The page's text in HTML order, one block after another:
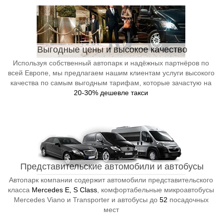
Выгодные цены и высокое качество
Используя собственный автопарк и надёжных партнёров по
всей Европе, мы предлагаем нашим клиентам услуги высокого
качества по самым выгодным тарифам, которые зачастую на
20-30% дешевле такси
Представительские автомобили и автобусы
Автопарк компании содержит автомобили представительского
класса Mercedes E, S Class , комфортабельные микроавтобусы
Mercedes Viano и Transporter и автобусы до 52 посадочных
мест